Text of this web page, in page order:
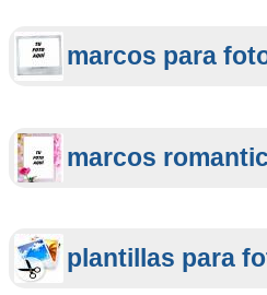
marcos para
marcos
plantillas para